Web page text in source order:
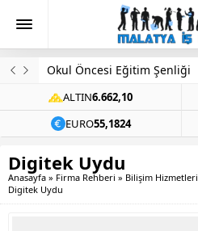
Evinde Ölü Bulundu
ALTIN6.662,10
EURO55,1824
Digitek Uydu
Anasayfa » Firma Rehberi » Bilişim Hizmetleri
Digitek Uydu